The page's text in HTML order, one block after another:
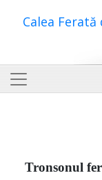
Calea
Tronsonul